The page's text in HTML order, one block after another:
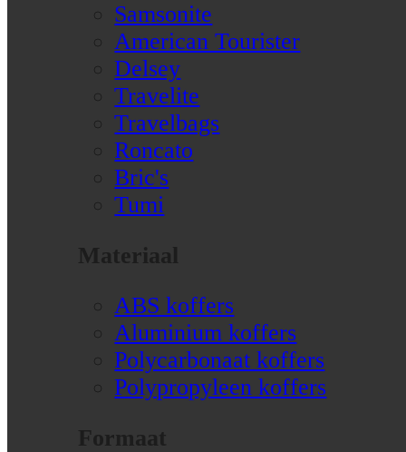
Samsonite
American Tourister
Delsey
Travelite
Travelbags
Roncato
Bric's
Tumi
Materiaal
ABS koffers
Aluminium koffers
Polycarbonaat koffers
Polypropyleen koffers
Formaat